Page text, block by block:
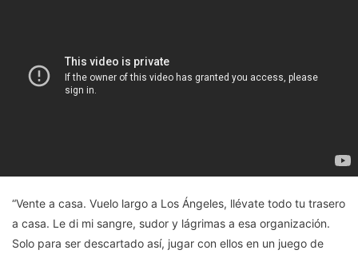
“Vente a casa. Vuelo largo a Los Ángeles, llévate todo tu trasero
a casa. Le di mi sangre, sudor y lágrimas a esa organización.
Solo para ser descartado así, jugar con ellos en un juego de